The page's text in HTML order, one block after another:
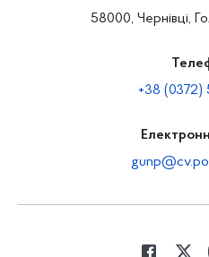
58000, Чернівці,
+38 (0372)